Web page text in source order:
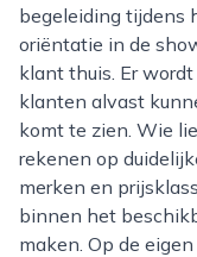
begeleiding tijdens
oriëntatie in de
klant thuis. Er
klanten alvast
komt te zien. Wie
rekenen op
merken en
binnen het
maken. Op de